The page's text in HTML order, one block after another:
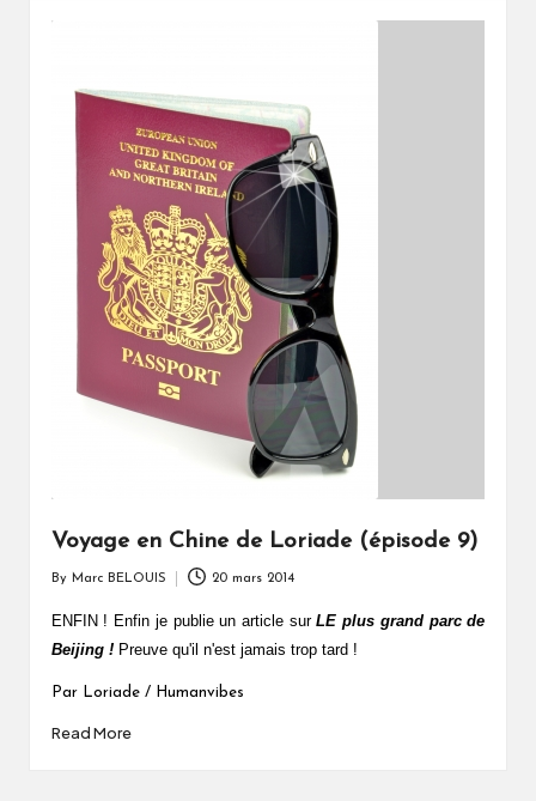
Voyage en Chine de Loriade (épisode 9)
by
By Marc BELOUIS 20 mars 2014
ENFIN ! Enfin je publie un article surLE plus grand parc de
Beijing !Preuve qu'il n'est jamais trop tard !
Par Loriade / Humanvibes
Read More